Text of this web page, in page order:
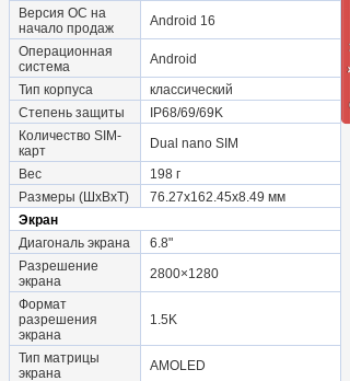
Версия ОС на
начало продаж
Android 16
Операционная
система
Android
Тип корпуса
классический
Степень защиты
IP68/69/69K
Количество SIM-
карт
Dual nano SIM
Вес
198 г
Размеры (ШxВxТ)
76.27x162.45x8.49 мм
Экран
Диагональ экрана
6.8"
Разрешение
экрана
2800×1280
Формат
разрешения
экрана
1.5K
Тип матрицы
экрана
AMOLED